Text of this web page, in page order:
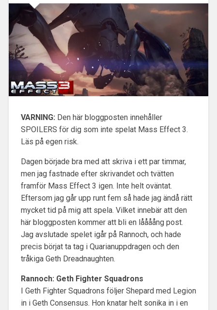
VARNING: Den här bloggposten innehåller
SPOILERS för dig som inte spelat Mass Effect 3.
Läs på egen risk.
Dagen började bra med att skriva i ett par timmar,
men jag fastnade efter skrivandet och tvätten
framför Mass Effect 3 igen. Inte helt oväntat.
Eftersom jag går upp runt fem så hade jag ändå rätt
mycket tid på mig att spela. Vilket innebär att den
här bloggposten kommer att bli en låååång post.
Jag avslutade spelet igår på Rannoch, och hade
precis börjat ta tag i Quarianuppdragen och den
tråkiga Geth Dreadnaughten.
Rannoch: Geth Fighter Squadrons
I Geth Fighter Squadrons följer Shepard med Legion
in i Geth Consensus. Hon knatar helt sonika in i en